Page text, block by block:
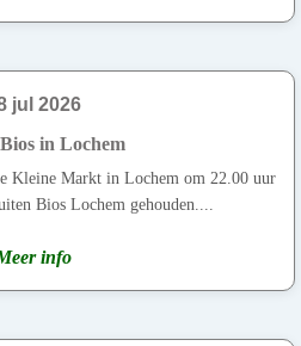
jul 2026
in Lochem
Kleine Markt in Lochem om 22.00 uur
Bios Lochem gehouden....
info